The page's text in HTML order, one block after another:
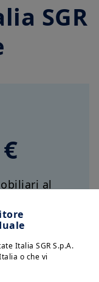
SGR
al
Italia SGR S.p.A.
o che vi